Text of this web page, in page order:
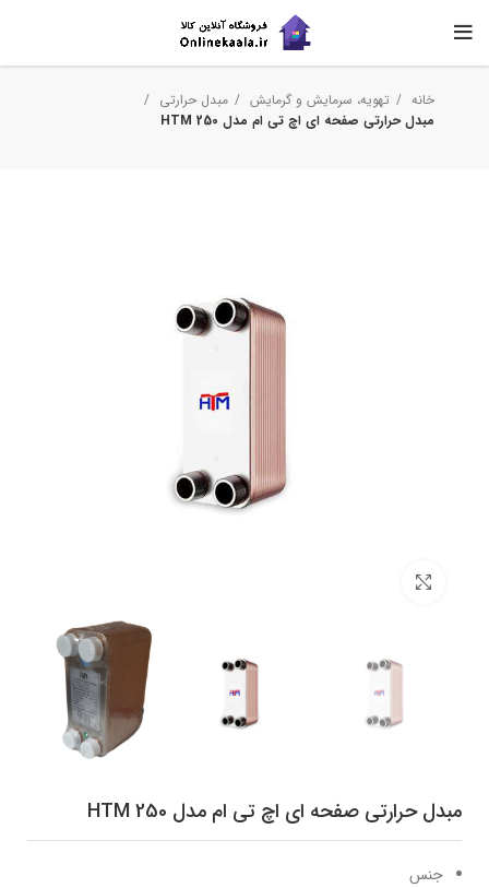
خانه تهویه، سرمایش و گرمایش
مبدل حرارتی
مبدل حرارتی صفحه ای اچ تی ام مدل HTM 250
مبدل حرارتی صفحه ای اچ تی ام مدل HTM 250
جنس